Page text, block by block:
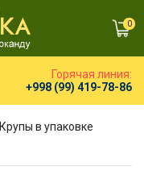
0
Горячая линия:
+998 (99) 419-78-86
Крупы в упаковке